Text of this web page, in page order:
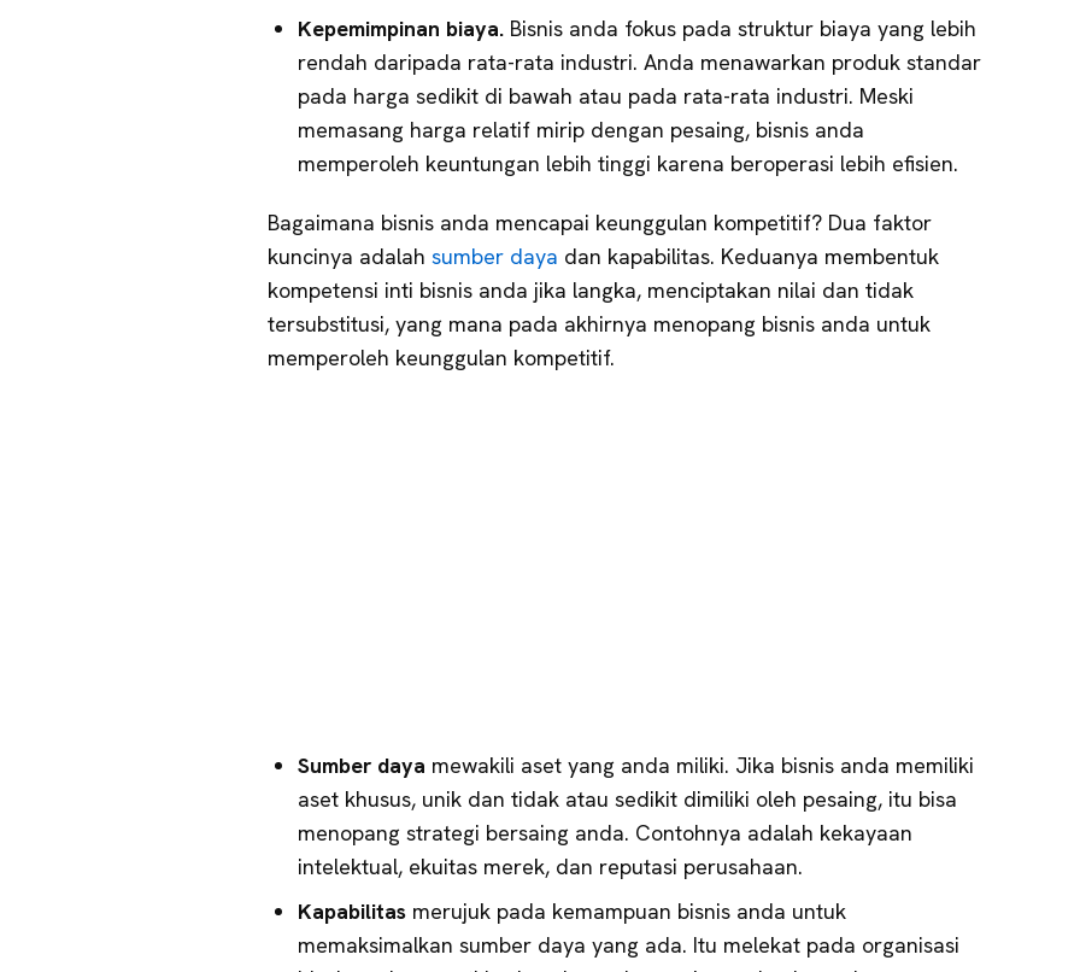
Kepemimpinan biaya. Bisnis anda fokus pada struktur biaya yang lebih
rendah daripada rata-rata industri. Anda menawarkan produk standar
pada harga sedikit di bawah atau pada rata-rata industri. Meski
memasang harga relatif mirip dengan pesaing, bisnis anda
memperoleh keuntungan lebih tinggi karena beroperasi lebih efisien.
Bagaimana bisnis anda mencapai keunggulan kompetitif? Dua faktor
kuncinya adalah sumber daya dan kapabilitas. Keduanya membentuk
kompetensi inti bisnis anda jika langka, menciptakan nilai dan tidak
tersubstitusi, yang mana pada akhirnya menopang bisnis anda untuk
memperoleh keunggulan kompetitif.
Sumber daya mewakili aset yang anda miliki. Jika bisnis anda memiliki
aset khusus, unik dan tidak atau sedikit dimiliki oleh pesaing, itu bisa
menopang strategi bersaing anda. Contohnya adalah kekayaan
intelektual, ekuitas merek, dan reputasi perusahaan.
Kapabilitas merujuk pada kemampuan bisnis anda untuk
memaksimalkan sumber daya yang ada. Itu melekat pada organisasi